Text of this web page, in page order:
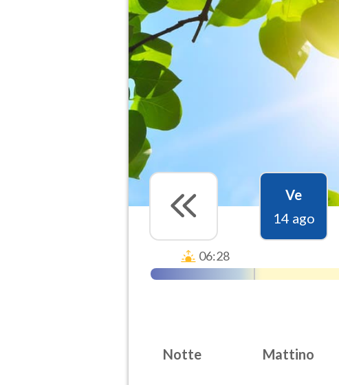
Ve
14 ago
06:28
Notte Mattino